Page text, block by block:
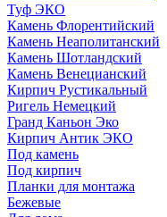
Туф ЭКО
Камень Флорентийский
Камень Неаполитанский
Камень Шотландский
Камень Венецианский
Кирпич Рустикальный
Ригель Немецкий
Гранд Каньон Эко
Кирпич Антик ЭКО
Под камень
Под кирпич
Планки для монтажа
Бежевые